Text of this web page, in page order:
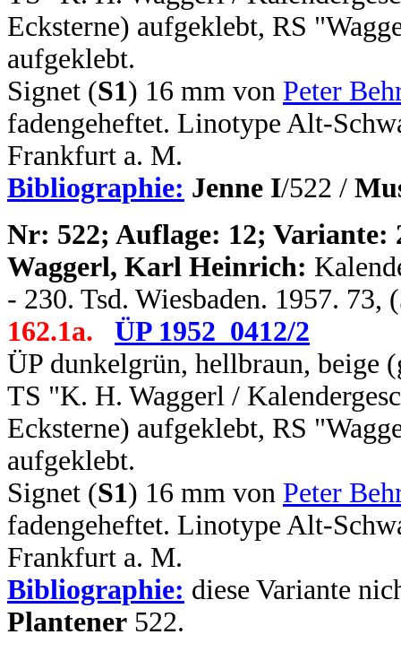
Ecksterne) aufgeklebt, RS
aufgeklebt.
Signet (S1) 16 mm von Peter
fadengeheftet. Linotype Alt-
Frankfurt a. M.
Bibliographie: Jenne I/522 /
Nr: 522; Auflage: 12; Variante:
Waggerl, Karl Heinrich:
- 230. Tsd. Wiesbaden. 1957.
162.1a.
ÜP 1952_0412/2
ÜP dunkelgrün, hellbraun, beige
TS "K. H. Waggerl /
Ecksterne) aufgeklebt, RS
aufgeklebt.
Signet (S1) 16 mm von Peter
fadengeheftet. Linotype Alt-
Frankfurt a. M.
Bibliographie: diese Variante
Plantener 522.